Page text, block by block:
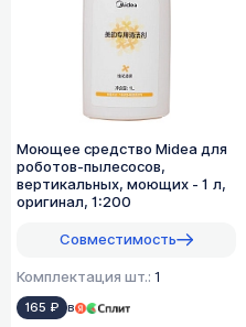
Моющее средство Midea для
роботов-пылесосов,
вертикальных, моющих - 1 л,
оригинал, 1:200
Совместимость
Комплектация шт.: 1
165 ₽ в